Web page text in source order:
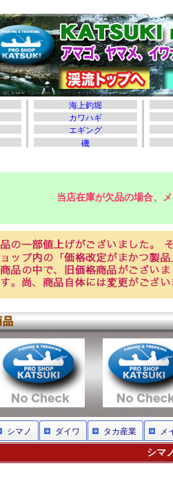
当店在庫が欠品の場合、
シマノ ダイワ タカ産業 メ
シマ